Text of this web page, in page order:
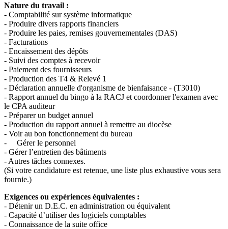
Nature du travail :
- Comptabilité sur système informatique
- Produire divers rapports financiers
- Produire les paies, remises gouvernementales (DAS)
- Facturations
- Encaissement des dépôts
- Suivi des comptes à recevoir
- Paiement des fournisseurs
- Production des T4 & Relevé 1
- Déclaration annuelle d'organisme de bienfaisance - (T3010)
- Rapport annuel du bingo à la RACJ et coordonner l'examen avec
le CPA auditeur
- Préparer un budget annuel
- Production du rapport annuel à remettre au diocèse
- Voir au bon fonctionnement du bureau
- Gérer le personnel
- Gérer l’entretien des bâtiments
- Autres tâches connexes.
(Si votre candidature est retenue, une liste plus exhaustive vous sera
fournie.)
Exigences ou expériences équivalentes :
- Détenir un D.E.C. en administration ou équivalent
- Capacité d’utiliser des logiciels comptables
- Connaissance de la suite office